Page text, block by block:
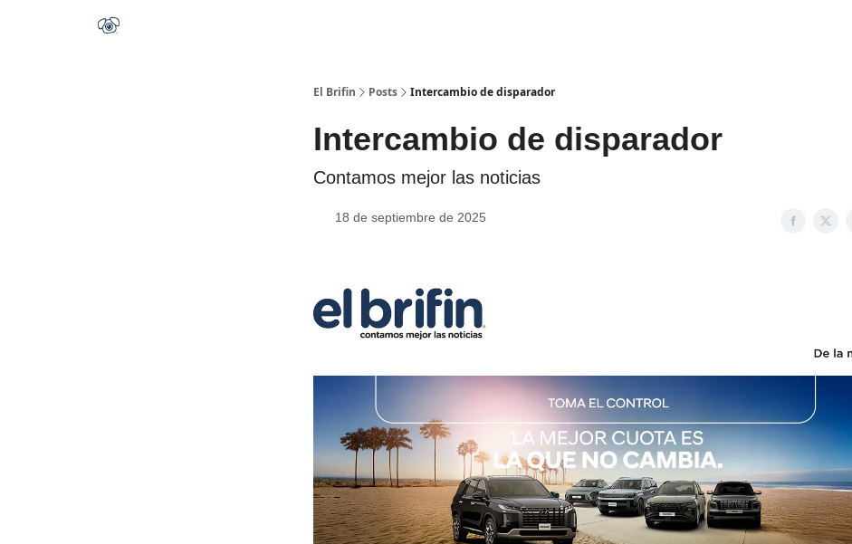
El Brifin Posts Intercambio de disparador
Intercambio de disparador
Contamos mejor las noticias
18 de septiembre de 2025